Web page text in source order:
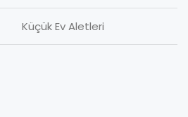
Küçük Ev Aletleri